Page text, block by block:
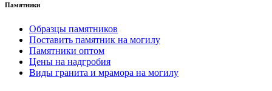
Памятники
Образцы памятников
Поставить памятник на могилу
Памятники оптом
Цены на надгробия
Виды гранита и мрамора на могилу